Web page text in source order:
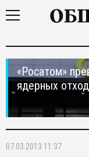
«Росатом»
ядерных
07.03.2013 11:37